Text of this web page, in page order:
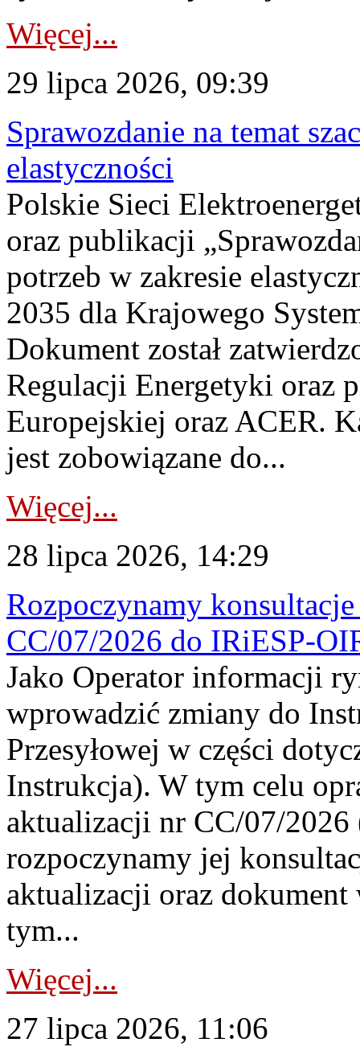
Więcej...
29 lipca 2026, 09:39
Sprawozdanie na temat
elastyczności
Polskie Sieci
oraz publikacji
potrzeb w zakresie
2035 dla Krajowego
Dokument został
Regulacji Energetyki oraz
Europejskiej oraz ACER.
jest zobowiązane do...
Więcej...
28 lipca 2026, 14:29
Rozpoczynamy
CC/07/2026 do IRiESP-
Jako Operator informacji
wprowadzić zmiany do
Przesyłowej w części
Instrukcja). W tym celu
aktualizacji nr CC/07/
rozpoczynamy jej
aktualizacji oraz
tym...
Więcej...
27 lipca 2026, 11:06